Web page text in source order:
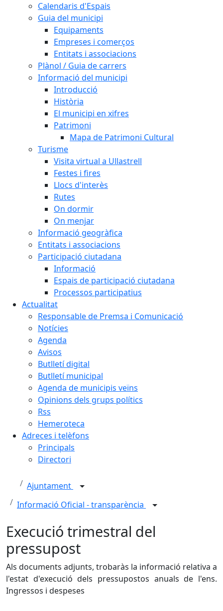
Calendaris d'Espais
Guia del municipi
Equipaments
Empreses i comerços
Entitats i associacions
Plànol / Guia de carrers
Informació del municipi
Introducció
Història
El municipi en xifres
Patrimoni
Mapa de Patrimoni Cultural
Turisme
Visita virtual a Ullastrell
Festes i fires
Llocs d'interès
Rutes
On dormir
On menjar
Informació geogràfica
Entitats i associacions
Participació ciutadana
Informació
Espais de participació ciutadana
Processos participatius
Actualitat
Responsable de Premsa i Comunicació
Notícies
Agenda
Avisos
Butlletí digital
Butlletí municipal
Agenda de municipis veïns
Opinions dels grups polítics
Rss
Hemeroteca
Adreces i telèfons
Principals
Directori
Ajuntament
Informació Oficial - transparència
Execució trimestral del
pressupost
Als documents adjunts, trobaràs la informació relativa a
l'estat d'execució dels pressupostos anuals de l'ens.
Ingressos i despeses